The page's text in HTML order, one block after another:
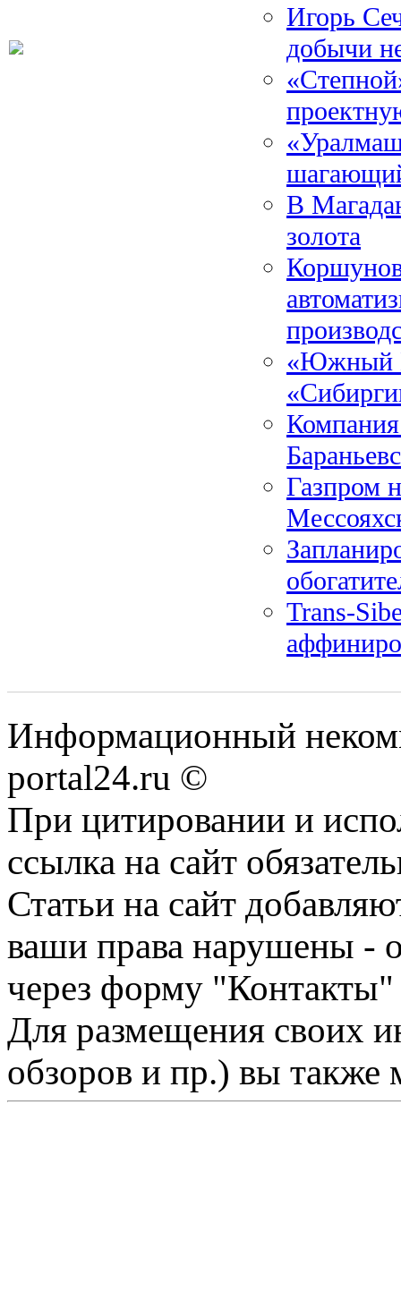
Игорь
добычи
В
золота
«Южный
Компания
Газпром
Trans-
Информационный
portal24.ru ©
При цитировании и
ссылка на сайт
Статьи на сайт
ваши права нарушены -
через форму "Контакты"
Для размещения своих
обзоров и пр.) вы также